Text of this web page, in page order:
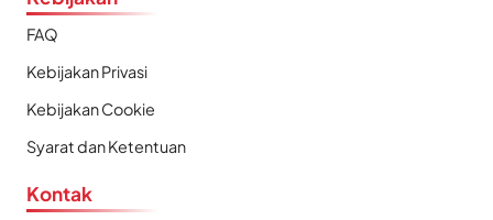
FAQ
Kebijakan Privasi
Kebijakan Cookie
Syarat dan Ketentuan
Kontak